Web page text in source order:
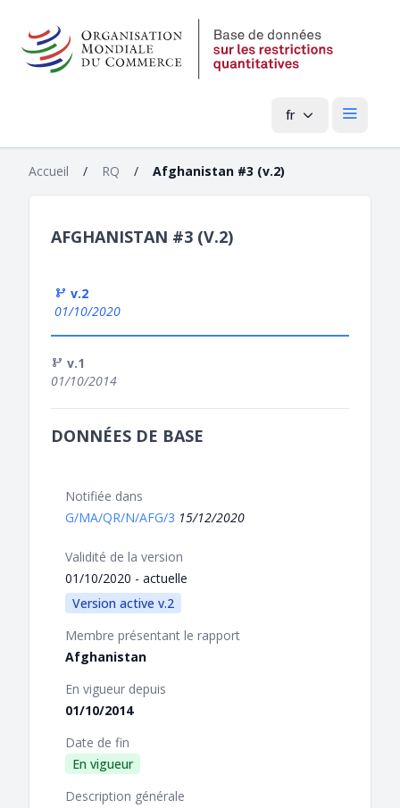
fr Menu
Accueil / RQ / Afghanistan #3 (v.2)
AFGHANISTAN #3 (V.2)
v.2
01/10/2020
v.1
01/10/2014
DONNÉES DE BASE
Notifiée dans
G/MA/QR/N/AFG/3 15/12/2020
Validité de la version
01/10/2020 - actuelle
Version active v.2
Membre présentant le rapport
Afghanistan
En vigueur depuis
01/10/2014
Date de fin
En vigueur
Description générale